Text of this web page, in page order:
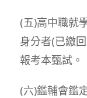
(五)高中職就
身分者(已繳
報考本甄試。
(六)鑑輔會鑑